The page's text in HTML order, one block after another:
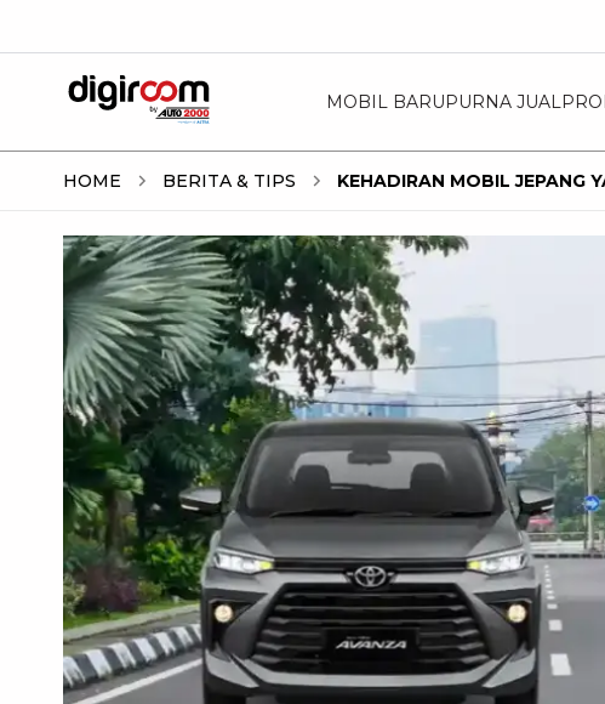
MOBIL BARUPURNA JUAL
HOME BERITA & TIPS KEHADIRAN MOBIL JEPANG